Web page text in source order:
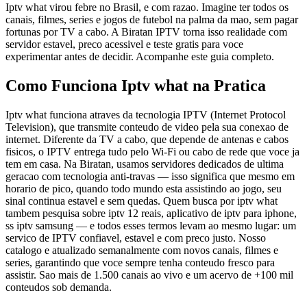
Iptv what virou febre no Brasil, e com razao. Imagine ter todos os
canais, filmes, series e jogos de futebol na palma da mao, sem pagar
fortunas por TV a cabo. A Biratan IPTV torna isso realidade com
servidor estavel, preco acessivel e teste gratis para voce
experimentar antes de decidir. Acompanhe este guia completo.
Como Funciona Iptv what na Pratica
Iptv what funciona atraves da tecnologia IPTV (Internet Protocol
Television), que transmite conteudo de video pela sua conexao de
internet. Diferente da TV a cabo, que depende de antenas e cabos
fisicos, o IPTV entrega tudo pelo Wi-Fi ou cabo de rede que voce ja
tem em casa. Na Biratan, usamos servidores dedicados de ultima
geracao com tecnologia anti-travas — isso significa que mesmo em
horario de pico, quando todo mundo esta assistindo ao jogo, seu
sinal continua estavel e sem quedas. Quem busca por iptv what
tambem pesquisa sobre iptv 12 reais, aplicativo de iptv para iphone,
ss iptv samsung — e todos esses termos levam ao mesmo lugar: um
servico de IPTV confiavel, estavel e com preco justo. Nosso
catalogo e atualizado semanalmente com novos canais, filmes e
series, garantindo que voce sempre tenha conteudo fresco para
assistir. Sao mais de 1.500 canais ao vivo e um acervo de +100 mil
conteudos sob demanda.